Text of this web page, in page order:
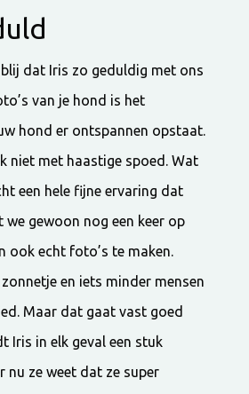
blij dat Iris zo geduldig met ons
van je hond is het
hond er ontspannen opstaat.
niet met haastige spoed. Wat
een hele fijne ervaring dat
we gewoon nog een keer op
ook echt foto’s te maken.
en iets minder mensen
Maar dat gaat vast goed
Iris in elk geval een stuk
nu ze weet dat ze super